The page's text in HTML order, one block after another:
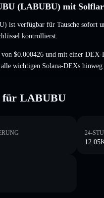
(LABUBU) mit
ist verfügbar für Tausche sofort
kontrollierst.
$0.000426 und mit einer
wichtigen Solana-DEXs
für LABUBU
24-